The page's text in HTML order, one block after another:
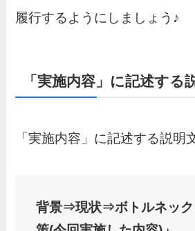
履行するようにしましょう♪
「実施内容」に記述する
「実施内容」に記述する説明
背景⇒現状⇒ボトルネッ